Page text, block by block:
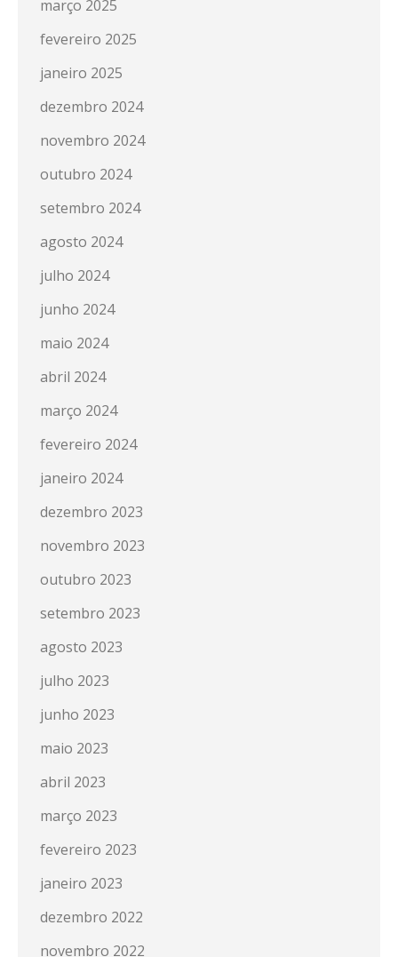
março 2025
fevereiro 2025
janeiro 2025
dezembro 2024
novembro 2024
outubro 2024
setembro 2024
agosto 2024
julho 2024
junho 2024
maio 2024
abril 2024
março 2024
fevereiro 2024
janeiro 2024
dezembro 2023
novembro 2023
outubro 2023
setembro 2023
agosto 2023
julho 2023
junho 2023
maio 2023
abril 2023
março 2023
fevereiro 2023
janeiro 2023
dezembro 2022
novembro 2022